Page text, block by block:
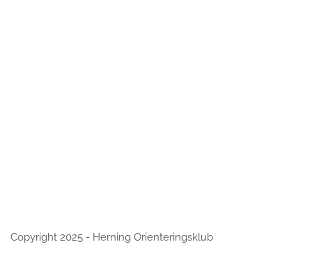
Copyright 2025 - Herning Orienteringsklub